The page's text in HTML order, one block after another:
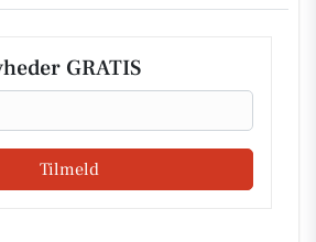
GRATIS
Tilmeld